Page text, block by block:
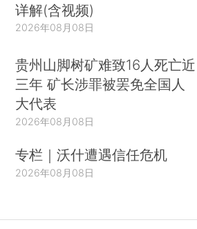
详解(含视频)
2026年08月08日
贵州山脚树矿难致16人死亡近
三年 矿长涉罪被罢免全国人
大代表
2026年08月08日
专栏｜沃什遭遇信任危机
2026年08月08日